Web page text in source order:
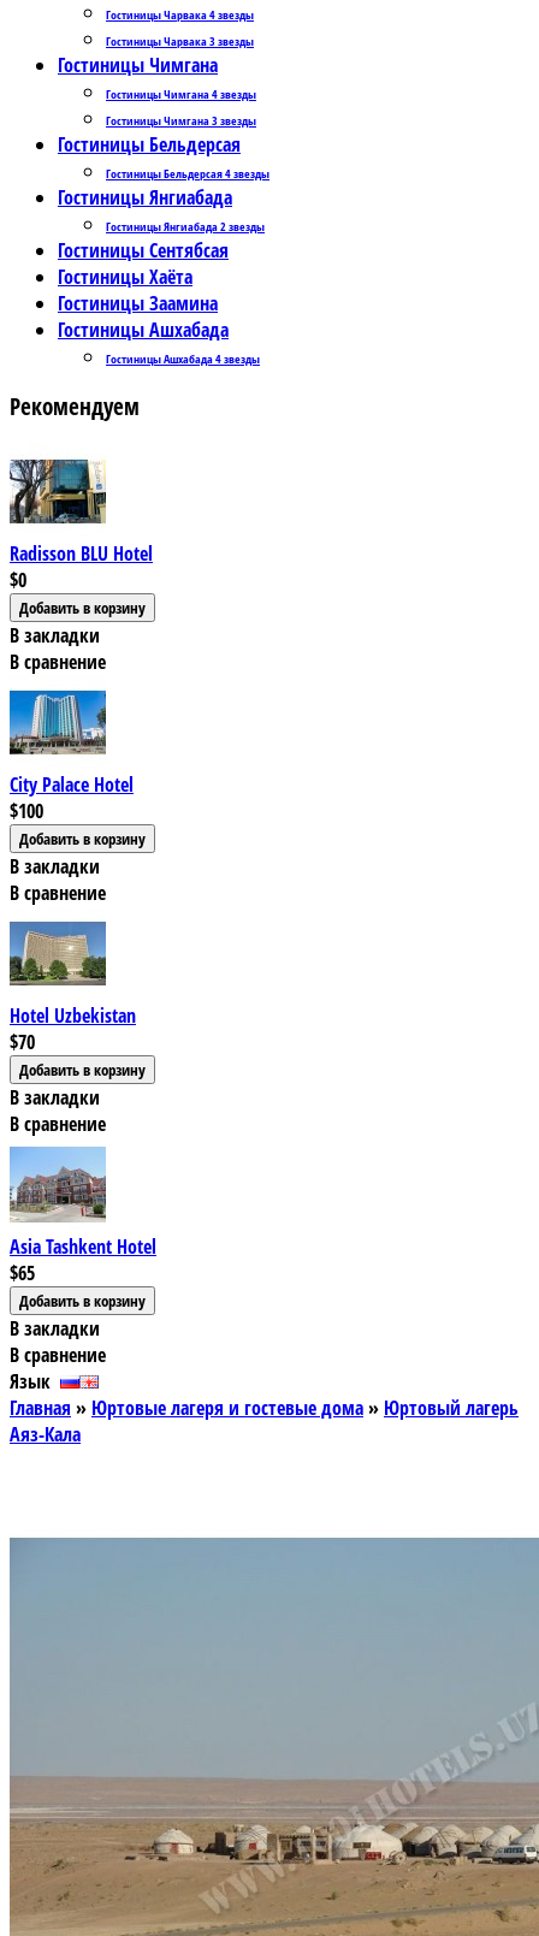
Гостиницы Чарвака 4 звезды
Гостиницы Чарвака 3 звезды
Гостиницы Чимгана
Гостиницы Чимгана 4 звезды
Гостиницы Чимгана 3 звезды
Гостиницы Бельдерсая
Гостиницы Бельдерсая 4 звезды
Гостиницы Янгиабада
Гостиницы Янгиабада 2 звезды
Гостиницы Сентябсая
Гостиницы Хаёта
Гостиницы Заамина
Гостиницы Ашхабада
Гостиницы Ашхабада 4 звезды
Рекомендуем
Radisson BLU Hotel
$0
В закладки
В сравнение
City Palace Hotel
$100
В закладки
В сравнение
Hotel Uzbekistan
$70
В закладки
В сравнение
Asia Tashkent Hotel
$65
В закладки
В сравнение
Язык
Главная » Юртовые лагеря и гостевые дома» Юртовый лагерь
Аяз-Кала